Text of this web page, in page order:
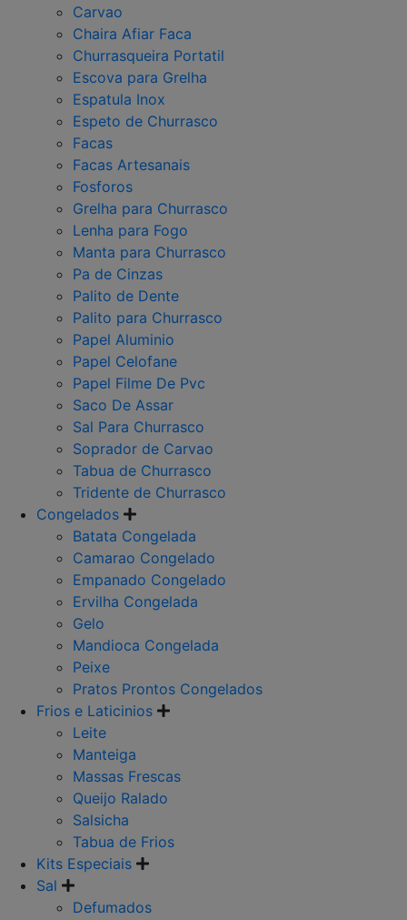
Carvao
Chaira Afiar Faca
Churrasqueira Portatil
Escova para Grelha
Espatula Inox
Espeto de Churrasco
Facas
Facas Artesanais
Fosforos
Grelha para Churrasco
Lenha para Fogo
Manta para Churrasco
Pa de Cinzas
Palito de Dente
Palito para Churrasco
Papel Aluminio
Papel Celofane
Papel Filme De Pvc
Saco De Assar
Sal Para Churrasco
Soprador de Carvao
Tabua de Churrasco
Tridente de Churrasco
Congelados
Batata Congelada
Camarao Congelado
Empanado Congelado
Ervilha Congelada
Gelo
Mandioca Congelada
Peixe
Pratos Prontos Congelados
Frios e Laticinios
Leite
Manteiga
Massas Frescas
Queijo Ralado
Salsicha
Tabua de Frios
Kits Especiais
Sal
Defumados